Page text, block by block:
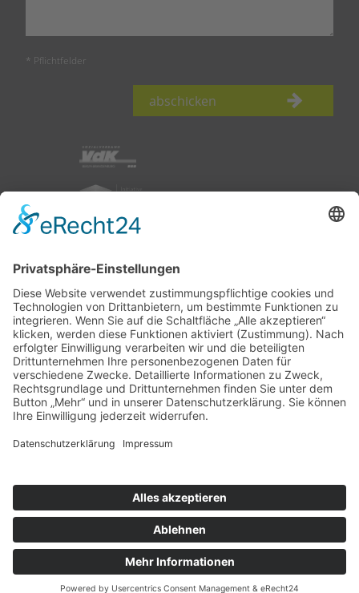
* Pflichtfelder
abschicken
nach oben
Impressum|Datenschutz
Ihnen gefällt, was Sie lesen?
Dann teilen Sie es mit anderen!
X